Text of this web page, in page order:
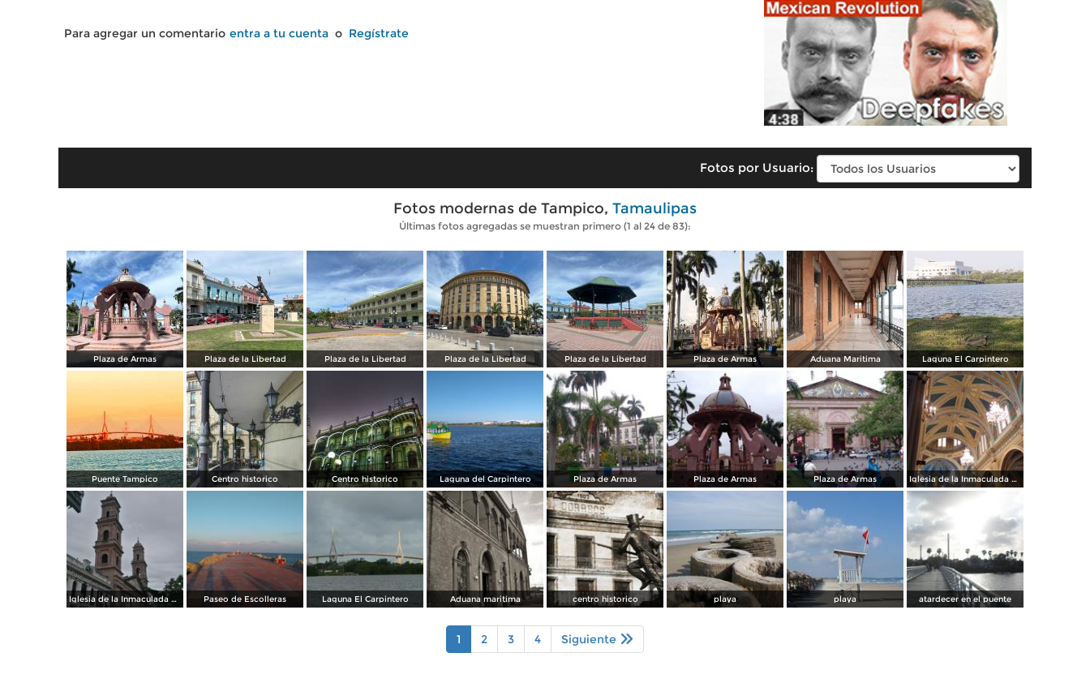
Para agregar un comentario entra a tu cuenta o Regístrate
Fotos por Usuario:
Fotos modernas de Tampico, Tamaulipas
Últimas fotos agregadas se muestran primero (1 al 24 de 83):
Plaza de Armas Plaza de la Libertad Plaza de la Libertad Plaza de la Libertad Plaza de la Libertad Plaza de Armas Aduana Maritima Laguna El Carpintero
Puente Tampico Centro historico Centro historico Laguna del Carpintero Plaza de Armas Plaza de Armas Plaza de Armas Iglesia de la Inmaculada Concepción
Iglesia de la Inmaculada Concepción Paseo de Escolleras Laguna El Carpintero Aduana maritima centro historico playa playa atardecer en el puente
1 2 3 4 Siguiente